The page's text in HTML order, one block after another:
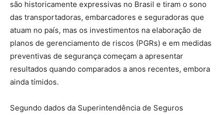
são historicamente expressivas no Brasil e tiram o sono
das transportadoras, embarcadores e seguradoras que
atuam no país, mas os investimentos na elaboração de
planos de gerenciamento de riscos (PGRs) e em medidas
preventivas de segurança começam a apresentar
resultados quando comparados a anos recentes, embora
ainda tímidos.
Segundo dados da Superintendência de Seguros